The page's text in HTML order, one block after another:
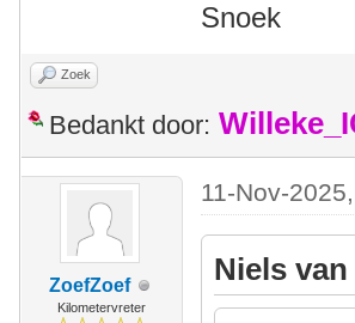
Snoek
Zoek
Bedankt door:
ZoefZoef
Kilometervreter
11-Nov-
Niels